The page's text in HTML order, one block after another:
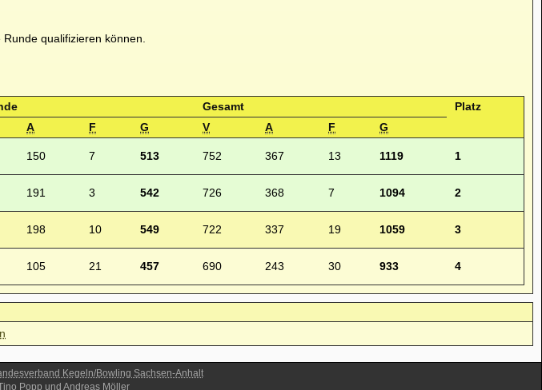
qualifizieren können.
Gesamt
Platz
A F G V A F
G
150 7 513 752 367 13 1119 1
191 3 542 726 368 7 1094 2
198 10 549 722 337 19 1059 3
105 21 457 690 243 30 933 4
Kegeln/Bowling Sachsen-Anhalt
Popp und Andreas Möller